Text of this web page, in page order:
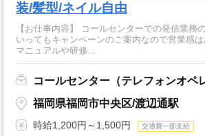
装/髪型/ネイル自由
【お仕事内容】 コールセンターでの発信業務
いってもキャンペーンのご案内なので営業感は
マニュアルや研修...
コールセンター（テレフォンオペ
福岡県福岡市中央区/渡辺通駅
時給1,200円～1,500円 交通費一部支給